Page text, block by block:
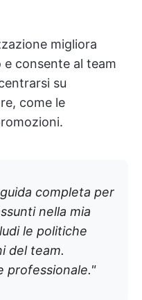
migliora
consente al team
su
come le
completa per
nella mia
le politiche
del team.
professionale."